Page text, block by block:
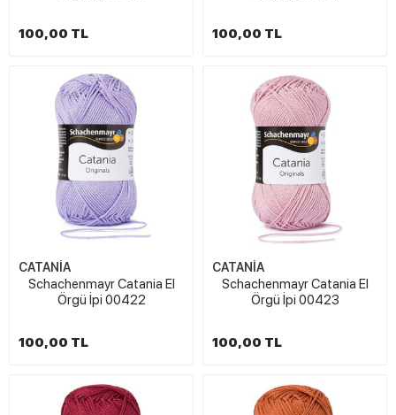
100,00 TL 100,00 TL
CATANİA
Schachenmayr Catania El
Örgü İpi 00422
100,00 TL
CATANİA
Schachenmayr Catania El
Örgü İpi 00423
100,00 TL